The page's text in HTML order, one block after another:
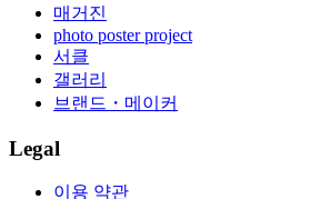
매거진
photo poster project
서클
갤러리
브랜드・메이커
Legal
이용 약관